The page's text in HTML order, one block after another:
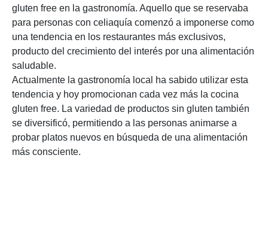
gluten free en la gastronomía. Aquello que se reservaba
para personas con celiaquía comenzó a imponerse como
una tendencia en los restaurantes más exclusivos,
producto del crecimiento del interés por una alimentación
saludable.
Actualmente la gastronomía local ha sabido utilizar esta
tendencia y hoy promocionan cada vez más la cocina
gluten free. La variedad de productos sin gluten también
se diversificó, permitiendo a las personas animarse a
probar platos nuevos en búsqueda de una alimentación
más consciente.